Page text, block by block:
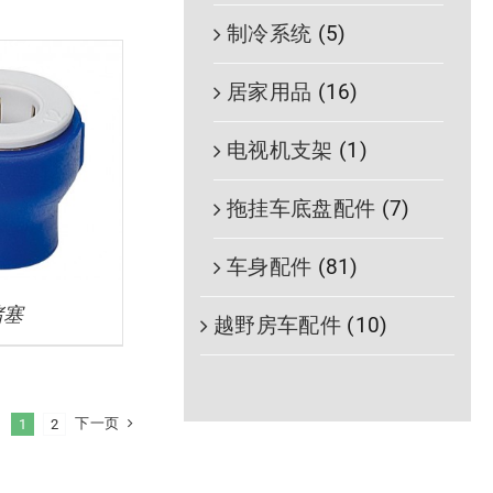
1 2 下一页
制冷系统 (5)
居家用品 (16)
电视机支架 (1)
拖挂车底盘配件 (7)
车身配件 (81)
越野房车配件 (10)